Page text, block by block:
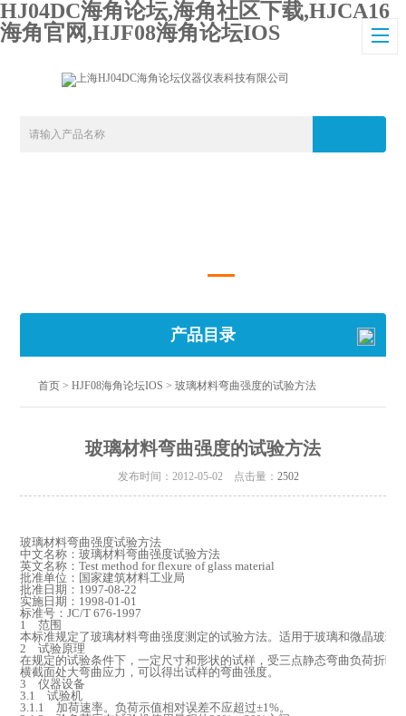
HJ04DC海角论坛,海角社区下载,HJCA16
海角官网,HJF08海角论坛IOS
产品目录
首页 >HJF08海角论坛IOS > 玻璃材料弯曲强度的试验方法
玻璃材料弯曲强度的试验方法
发布时间：2012-05-02 点击量： 2502
玻璃材料弯曲强度试验方法
中文名称：玻璃材料弯曲强度试验方法
英文名称：Test method for flexure of glass material
批准单位：国家建筑材料工业局
批准日期：1997-08-22
实施日期：1998-01-01
标准号：JC/T 676-1997
1 范围
本标准规定了玻璃材料弯曲强度测定的试验方法。适用于玻璃和微晶玻璃材
2 试验原理
在规定的试验条件下，一定尺寸和形状的试样，受三点静态弯曲负荷折断
横截面处大弯曲应力，可以得出试样的弯曲强度。
3 仪器设备
3.1 试验机
3.1.1 加荷速率。负荷示值相对误差不应超过±1%。